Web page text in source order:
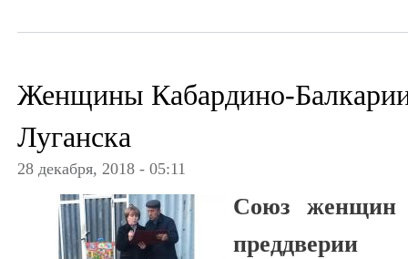
Женщины Кабардино-
Луганска
28 декабря, 2018 - 05:11
Союз женщин